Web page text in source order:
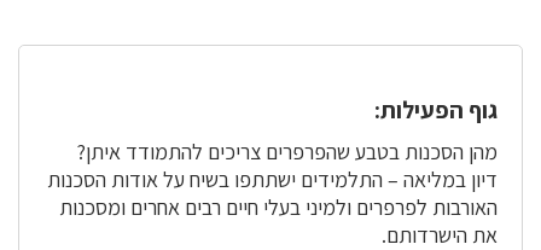
גוף הפעילות:
מהן הסכנות בטבע שהפרפרים צריכים להתמודד איתן?
דיון במליאה – התלמידים ישתתפו בשיח על אודות הסכנות
האורבות לפרפרים ולמיני בעלי חיים רבים אחרים ומסכנות
את הישרדותם.